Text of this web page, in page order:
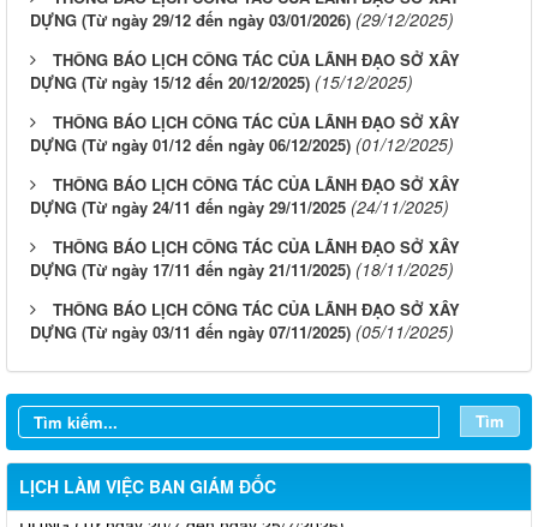
DỰNG (Từ ngày 29/12 đến ngày 03/01/2026) (29/12/2025)
THÔNG BÁO LỊCH CÔNG TÁC CỦA LÃNH ĐẠO SỞ XÂY
DỰNG (Từ ngày 15/12 đến 20/12/2025) (15/12/2025)
THÔNG BÁO LỊCH CÔNG TÁC CỦA LÃNH ĐẠO SỞ XÂY
DỰNG (Từ ngày 01/12 đến ngày 06/12/2025) (01/12/2025)
THÔNG BÁO LỊCH CÔNG TÁC CỦA LÃNH ĐẠO SỞ XÂY
DỰNG (Từ ngày 24/11 đến ngày 29/11/2025 (24/11/2025)
THÔNG BÁO LỊCH CÔNG TÁC CỦA LÃNH ĐẠO SỞ XÂY
DỰNG (Từ ngày 17/11 đến ngày 21/11/2025) (18/11/2025)
THÔNG BÁO LỊCH CÔNG TÁC CỦA LÃNH ĐẠO SỞ XÂY
DỰNG (Từ ngày 03/11 đến ngày 07/11/2025) (05/11/2025)
Tìm
LỊCH LÀM VIỆC BAN GIÁM ĐỐC
LỊCH CÔNG TÁC CỦA LÃNH ĐẠO SỞ XÂY DỰNG (Từ ngày
03/8 đến ngày 08/8/2026)
THÔNG BÁO LỊCH CÔNG TÁC CỦA LÃNH ĐẠO SỞ XÂY
DỰNG (Từ ngày 27/7 đến ngày 31/7/2026)
THÔNG BÁO LỊCH CÔNG TÁC CỦA LÃNH ĐẠO SỞ XÂY
DỰNG (Từ ngày 20/7 đến ngày 25/7/2026)